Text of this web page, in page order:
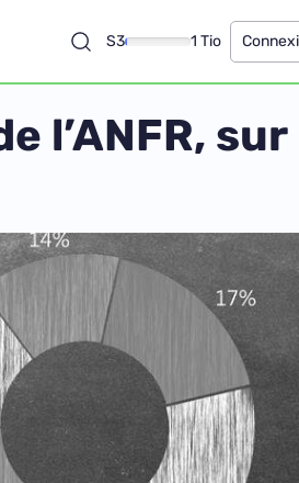
S3 1 Tio
l’ANFR, sur